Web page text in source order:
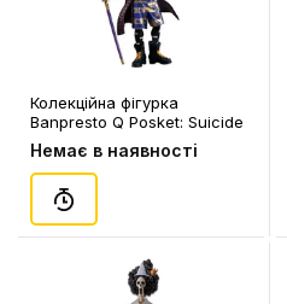
Колекційна фігурка
Banpresto Q Posket: Suicide
Squad: Joker, (826797)
Немає в наявності